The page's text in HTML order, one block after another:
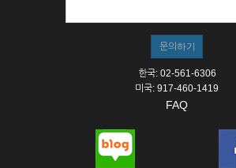
한국: 02-561-6306
미국: 917-460-1419
FAQ